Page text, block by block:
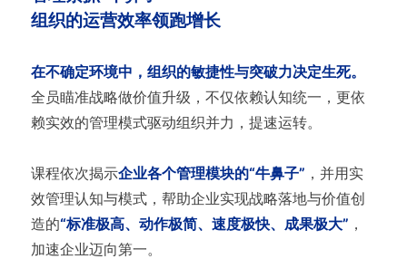
组织的运营效率领跑增长
在不确定环境中，组织的敏捷性与突破力决定生死。
全员瞄准战略做价值升级，不仅依赖认知统一，更依
赖实效的管理模式驱动组织并力，提速运转。
课程依次揭示企业各个管理模块的“牛鼻子” ，并用实
效管理认知与模式，帮助企业实现战略落地与价值创
造的“标准极高、动作极简、速度极快、成果极大” ，
加速企业迈向第一。